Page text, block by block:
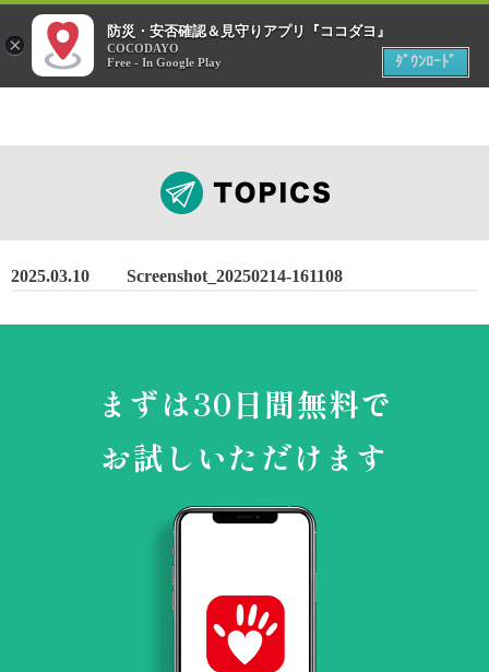
災害時
MENU
2025.03.10 Screenshot_20250214-161108
まずは30日間無料で
お試しいただけます
×
防災・安否確認＆見守りアプリ『ココダヨ』
COCODAYO
Free - In Google Play
ﾀﾞｳﾝﾛｰﾄﾞ